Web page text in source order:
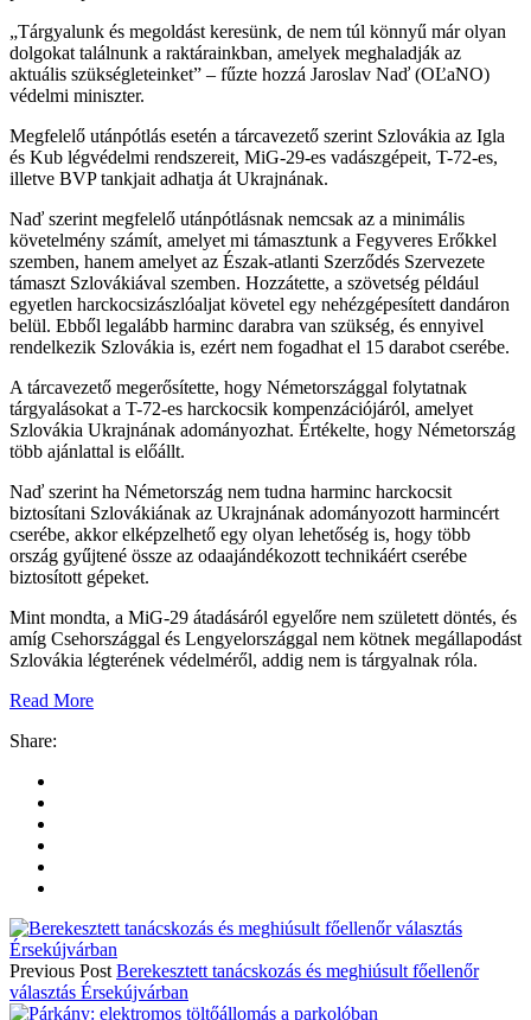
„Tárgyalunk és megoldást keresünk, de nem túl könnyű már olyan
dolgokat találnunk a raktárainkban, amelyek meghaladják az
aktuális szükségleteinket” – fűzte hozzá Jaroslav Naď (OĽaNO)
védelmi miniszter.
Megfelelő utánpótlás esetén a tárcavezető szerint Szlovákia az Igla
és Kub légvédelmi rendszereit, MiG-29-es vadászgépeit, T-72-es,
illetve BVP tankjait adhatja át Ukrajnának.
Naď szerint megfelelő utánpótlásnak nemcsak az a minimális
követelmény számít, amelyet mi támasztunk a Fegyveres Erőkkel
szemben, hanem amelyet az Észak-atlanti Szerződés Szervezete
támaszt Szlovákiával szemben. Hozzátette, a szövetség például
egyetlen harckocsizászlóaljat követel egy nehézgépesített dandáron
belül. Ebből legalább harminc darabra van szükség, és ennyivel
rendelkezik Szlovákia is, ezért nem fogadhat el 15 darabot cserébe.
A tárcavezető megerősítette, hogy Németországgal folytatnak
tárgyalásokat a T-72-es harckocsik kompenzációjáról, amelyet
Szlovákia Ukrajnának adományozhat. Értékelte, hogy Németország
több ajánlattal is előállt.
Naď szerint ha Németország nem tudna harminc harckocsit
biztosítani Szlovákiának az Ukrajnának adományozott harmincért
cserébe, akkor elképzelhető egy olyan lehetőség is, hogy több
ország gyűjtené össze az odaajándékozott technikáért cserébe
biztosított gépeket.
Mint mondta, a MiG-29 átadásáról egyelőre nem született döntés, és
amíg Csehországgal és Lengyelországgal nem kötnek megállapodást
Szlovákia légterének védelméről, addig nem is tárgyalnak róla.
Read More
Share:
Previous Post Berekesztett tanácskozás és meghiúsult főellenőr
választás Érsekújvárban